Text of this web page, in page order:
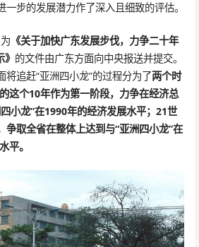
步的发展潜力作了深入且细致的评估。
《关于加快广东发展步伐，力争二十年
的文件由广东方面向中央报送并提交。
追赶“亚洲四小龙”的过程分为了两个时
这个10年作为第一阶段，力争在经济总
小龙”在1990年的经济发展水平；21世
争取全省在整体上达到与“亚洲四小龙”在
平。